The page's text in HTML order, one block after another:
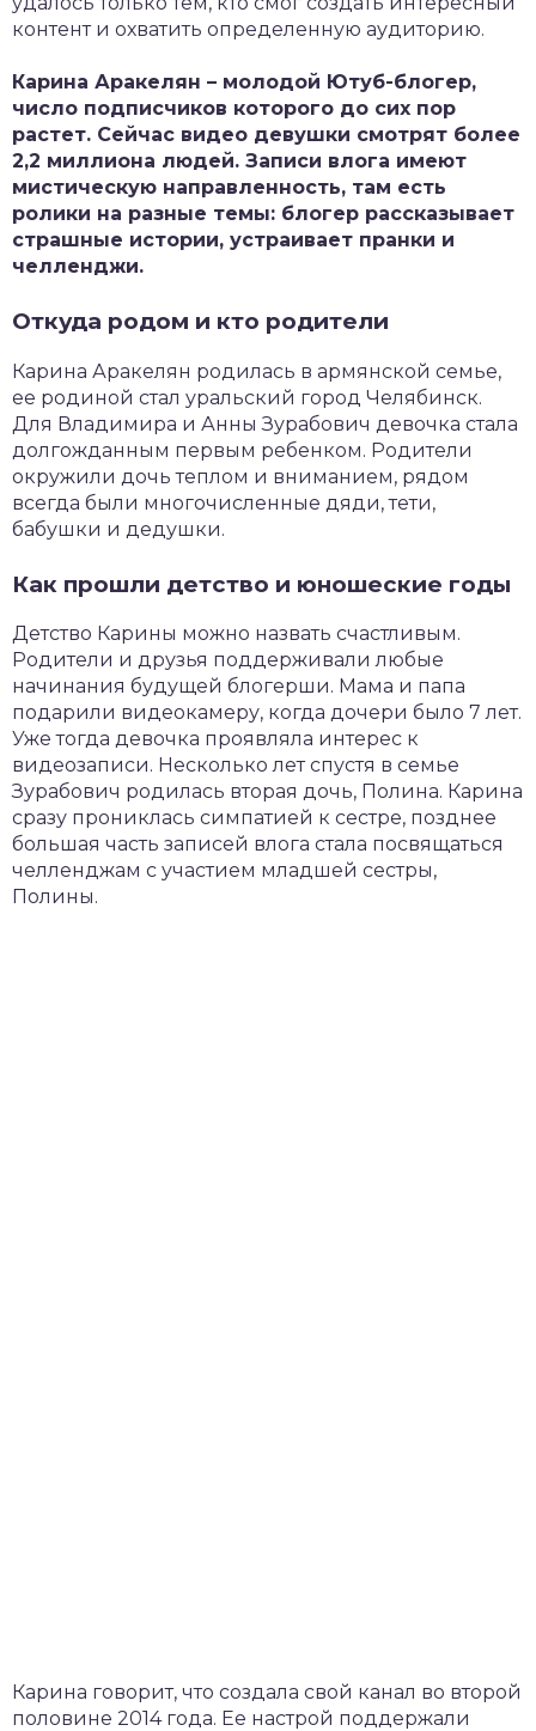
контент и охватить определенную аудиторию.
Карина Аракелян – молодой Ютуб-блогер,
число подписчиков которого до сих пор
растет. Сейчас видео девушки смотрят более
2,2 миллиона людей. Записи влога имеют
мистическую направленность, там есть
ролики на разные темы: блогер рассказывает
страшные истории, устраивает пранки и
челленджи.
Откуда родом и кто родители
Карина Аракелян родилась в армянской семье,
ее родиной стал уральский город Челябинск.
Для Владимира и Анны Зурабович девочка стала
долгожданным первым ребенком. Родители
окружили дочь теплом и вниманием, рядом
всегда были многочисленные дяди, тети,
бабушки и дедушки.
Как прошли детство и юношеские годы
Детство Карины можно назвать счастливым.
Родители и друзья поддерживали любые
начинания будущей блогерши. Мама и папа
подарили видеокамеру, когда дочери было 7 лет.
Уже тогда девочка проявляла интерес к
видеозаписи. Несколько лет спустя в семье
Зурабович родилась вторая дочь, Полина. Карина
сразу прониклась симпатией к сестре, позднее
большая часть записей влога стала посвящаться
челленджам с участием младшей сестры,
Полины.
Карина говорит, что создала свой канал во второй
половине 2014 года. Ее настрой поддержали